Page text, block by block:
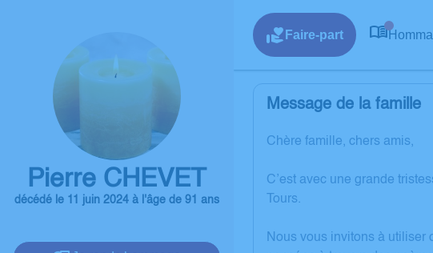
Pierre CHEVET
décédé le 11 juin 2024 à l'âge de 91 ans
Faire-part
Message de la famille
Chère famille, chers amis,
C’est avec une grande
Tours.
Nous vous invitons à utiliser